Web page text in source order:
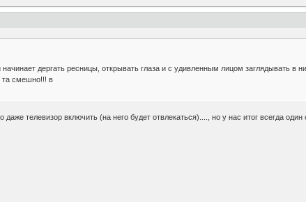
дергать ресницы, открывать глаза и с удивленным лицом заглядывать в
та смешно!!! в
телевизор включить (на него будет отвлекаться)...., но у нас итог всегда